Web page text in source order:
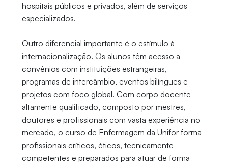
hospitais públicos e privados, além de serviços
especializados.
Outro diferencial importante é o estímulo à
internacionalização. Os alunos têm acesso a
convênios com instituições estrangeiras,
programas de intercâmbio, eventos bilíngues e
projetos com foco global. Com corpo docente
altamente qualificado, composto por mestres,
doutores e profissionais com vasta experiência no
mercado, o curso de Enfermagem da Unifor forma
profissionais críticos, éticos, tecnicamente
competentes e preparados para atuar de forma